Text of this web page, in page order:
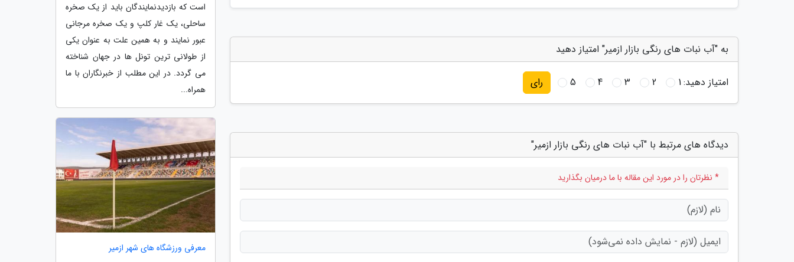
به "آب نبات های رنگی بازار ازمیر" امتیاز دهید
امتیاز دهید:1
2
3
4
5 رای
دیدگاه های مرتبط با "آب نبات های رنگی بازار ازمیر"
* نظرتان را در مورد این مقاله با ما درمیان بگذارید
است که بازدیدنمایندگان باید از یک صخره
ساحلی، یک غار کلپ و یک صخره مرجانی
عبور نمایند و به همین علت به عنوان یکی
از طولانی ترین تونل ها در جهان شناخته
می گردد. در این مطلب از خبرنگاران با ما
همراه...
معرفی ورزشگاه های شهر ازمیر